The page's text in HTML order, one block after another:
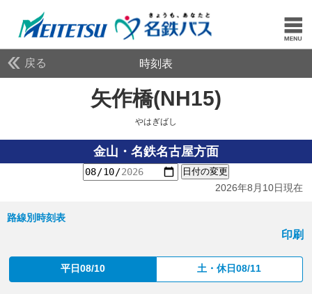
戻る 時刻表
矢作橋(NH15)
やはぎばし
金山・名鉄名古屋方面
日付の変更
2026年8月10日現在
路線別時刻表
印刷
平日08/10 土・休日08/11